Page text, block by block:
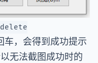
车，会得到成功提示
无法截图成功时的